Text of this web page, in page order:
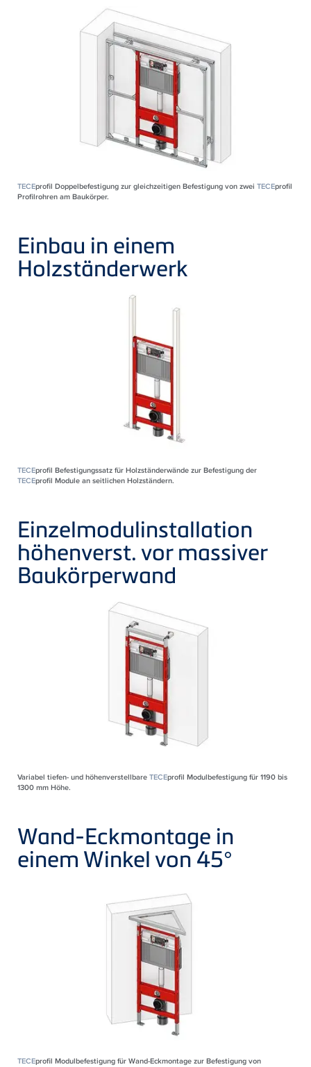
TECEprofil Doppelbefestigung zur gleichzeitigen Befestigung von zwei TECEprofil
Profilrohren am Baukörper.
Einbau in einem
Holzständerwerk
TECEprofil Befestigungssatz für Holzständerwände zur Befestigung der
TECEprofil Module an seitlichen Holzständern.
Einzelmodulinstallation
höhenverst. vor massiver
Baukörperwand
Variabel tiefen- und höhenverstellbareTECEprofil Modulbefestigung für 1190 bis
1300 mm Höhe.
Wand-Eckmontage in
einem Winkel von 45°
TECEprofil Modulbefestigung für Wand-Eckmontage zur Befestigung von